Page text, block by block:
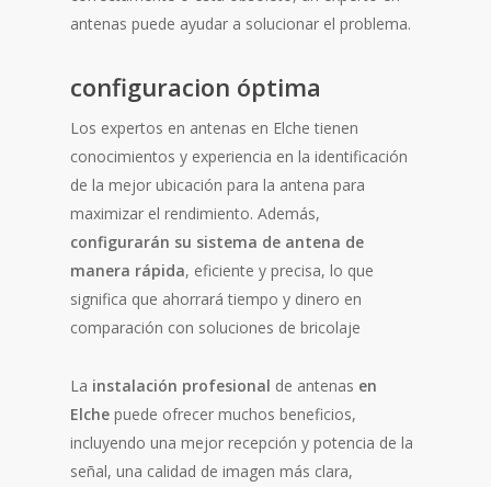
antenas puede ayudar a solucionar el problema.
configuracion óptima
Los expertos en antenas en Elche tienen
conocimientos y experiencia en la identificación
de la mejor ubicación para la antena para
maximizar el rendimiento. Además,
configurarán su sistema de antena de
manera rápida, eficiente y precisa, lo que
significa que ahorrará tiempo y dinero en
comparación con soluciones de bricolaje
La instalación profesional de antenas en
Elche puede ofrecer muchos beneficios,
incluyendo una mejor recepción y potencia de la
señal, una calidad de imagen más clara,